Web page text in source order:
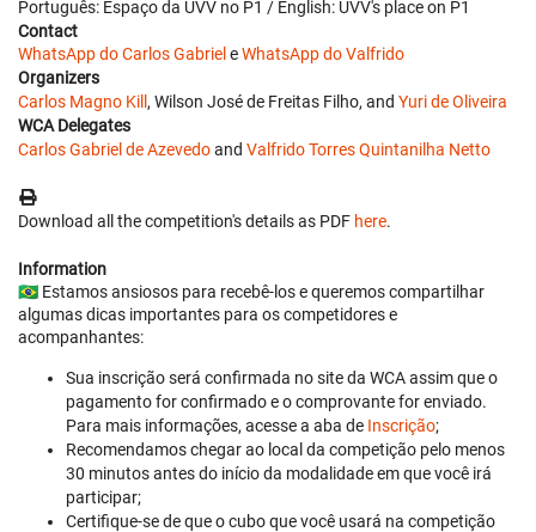
Português: Espaço da UVV no P1 / English: UVV's place on P1
Contact
WhatsApp do Carlos GabrieleWhatsApp do Valfrido
Organizers
Carlos Magno Kill, Wilson José de Freitas Filho, and Yuri de Oliveira
WCA Delegates
Carlos Gabriel de Azevedoand Valfrido Torres Quintanilha Netto
Download all the competition's details as PDF here.
Information
🇧🇷 Estamos ansiosos para recebê-los e queremos compartilhar
algumas dicas importantes para os competidores e
acompanhantes:
Sua inscrição será confirmada no site da WCA assim que o
pagamento for confirmado e o comprovante for enviado.
Para mais informações, acesse a aba de Inscrição;
Recomendamos chegar ao local da competição pelo menos
30 minutos antes do início da modalidade em que você irá
participar;
Certifique-se de que o cubo que você usará na competição